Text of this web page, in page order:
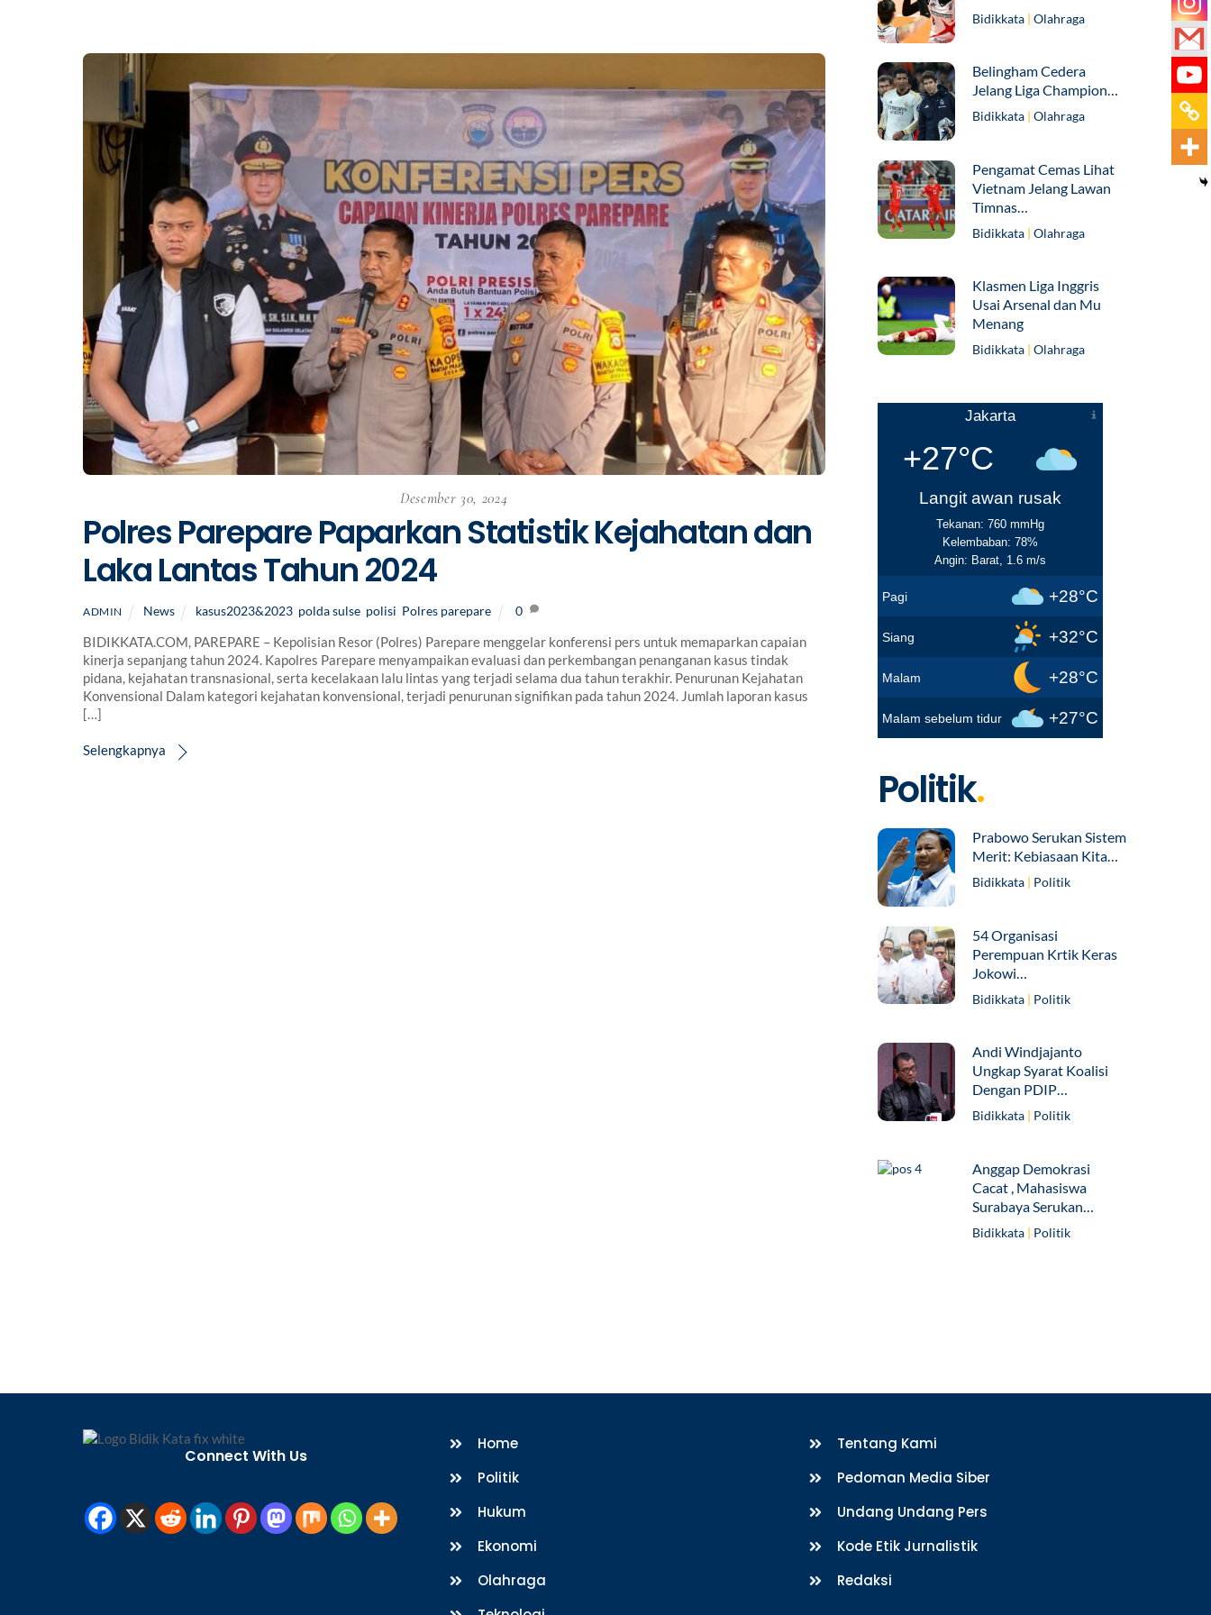
Desember 30, 2024
Polres Parepare Paparkan Statistik Kejahatan dan
Laka Lantas Tahun 2024
ADMIN News kasus2023&2023 polda sulse polisi Polres parepare 0
BIDIKKATA.COM, PAREPARE – Kepolisian Resor (Polres) Parepare menggelar konferensi pers untuk memaparkan capaian
kinerja sepanjang tahun 2024. Kapolres Parepare menyampaikan evaluasi dan perkembangan penanganan kasus tindak
pidana, kejahatan transnasional, serta kecelakaan lalu lintas yang terjadi selama dua tahun terakhir. Penurunan Kejahatan
Konvensional Dalam kategori kejahatan konvensional, terjadi penurunan signifikan pada tahun 2024. Jumlah laporan kasus
[…]
Selengkapnya
Bidikkata | Olahraga
Belingham Cedera
Jelang Liga Champion…
Bidikkata Olahraga
Pengamat Cemas Lihat
Vietnam Jelang Lawan
Timnas…
Bidikkata | Olahraga
Klasmen Liga Inggris
Usai Arsenal dan Mu
Menang
Bidikkata Olahraga
Jakarta
+27°C
Langit awan rusak
Tekanan: 760 mmHg
Kelembaban: 78%
Angin: Barat, 1.6 m/s
Pagi +28°C
Siang +32°C
Malam +28°C
Malam sebelum tidur +27°C
Politik.
Prabowo Serukan Sistem
Merit: Kebiasaan Kita…
Bidikkata | Politik
54 Organisasi
Perempuan Krtik Keras
Jokowi…
Bidikkata | Politik
Andi Windjajanto
Ungkap Syarat Koalisi
Dengan PDIP…
Bidikkata | Politik
Anggap Demokrasi
Cacat , Mahasiswa
Surabaya Serukan…
Bidikkata | Politik
Connect With Us
Home
Politik
Hukum
Ekonomi
Olahraga
Tentang Kami
Pedoman Media Siber
Undang Undang Pers
Kode Etik Jurnalistik
Redaksi